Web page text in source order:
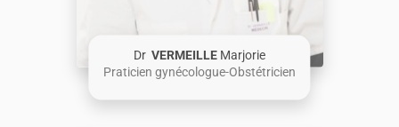
DrVERMEILLEMarjorie
Praticien gynécologue-Obstétricien